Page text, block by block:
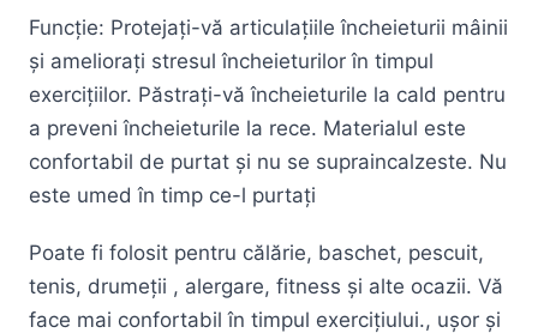
Funcție: Protejați-vă articulațiile încheieturii mâinii
și ameliorați stresul încheieturilor în timpul
exercițiilor. Păstrați-vă încheieturile la cald pentru
a preveni încheieturile la rece. Materialul este
confortabil de purtat și nu se supraincalzeste. Nu
este umed în timp ce-l purtați
Poate fi folosit pentru călărie, baschet, pescuit,
tenis, drumeții , alergare, fitness și alte ocazii. Vă
face mai confortabil în timpul exercițiului., ușor și